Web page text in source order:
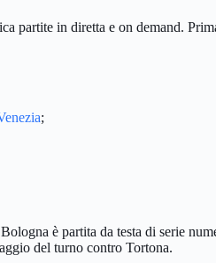
partite in diretta e on demand.
;
è partita da testa di serie
del turno contro Tortona.